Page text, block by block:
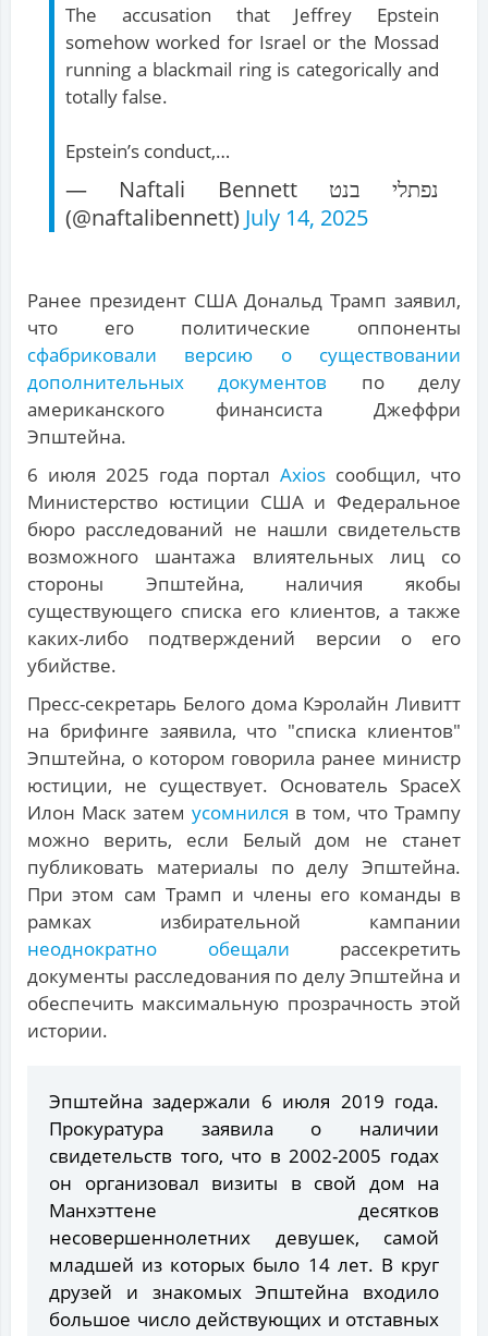
The accusation that Jeffrey Epstein
somehow worked for Israel or the Mossad
running a blackmail ring is categorically and
totally false.
Epstein’s conduct,…
— Naftali Bennett נפתלי בנט
(@naftalibennett) July 14, 2025
Ранее президент США Дональд Трамп заявил,
что его политические оппоненты
cфабриковали версию о существовании
дополнительных документов по делу
американского финансиста Джеффри
Эпштейна.
6 июля 2025 года порталAxios сообщил, что
Министерство юстиции США и Федеральное
бюро расследований не нашли свидетельств
возможного шантажа влиятельных лиц со
стороны Эпштейна, наличия якобы
существующего списка его клиентов, а также
каких-либо подтверждений версии о его
убийстве.
Пресс-секретарь Белого дома Кэролайн Ливитт
на брифинге заявила, что "списка клиентов"
Эпштейна, о котором говорила ранее министр
юстиции, не существует. Основатель SpaceX
Илон Маск затем усомнился в том, что Трампу
можно верить, если Белый дом не станет
публиковать материалы по делу Эпштейна.
При этом сам Трамп и члены его команды в
рамках избирательной кампании
неоднократно обещали рассекретить
документы расследования по делу Эпштейна и
обеспечить максимальную прозрачность этой
истории.
Эпштейна задержали 6 июля 2019 года.
Прокуратура заявила о наличии
свидетельств того, что в 2002-2005 годах
он организовал визиты в свой дом на
Манхэттене десятков
несовершеннолетних девушек, самой
младшей из которых было 14 лет. В круг
друзей и знакомых Эпштейна входило
большое число действующих и отставных